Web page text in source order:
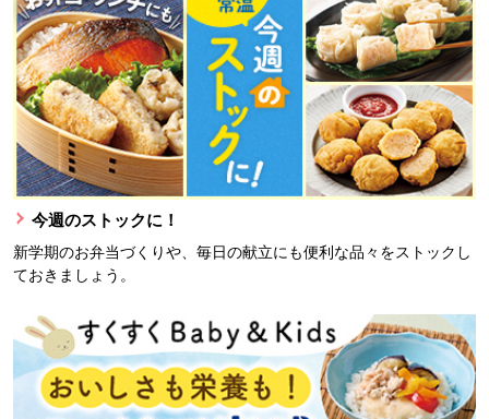
今週のストックに！
新学期のお弁当づくりや、毎日の献立にも便利な品々をストックし
ておきましょう。